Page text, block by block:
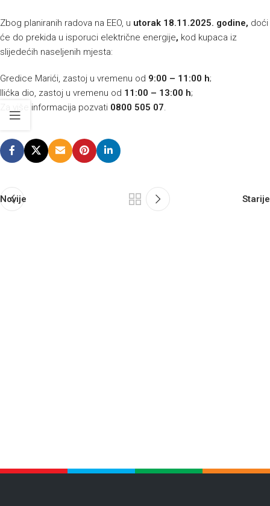
Zbog planiranih radova na EEO, u utorak 18.11.2025. godine, doći
će do prekida u isporuci električne energije, kod kupaca iz
slijedećih naseljenih mjesta:
Gredice Marići, zastoj u vremenu od 9:00 – 11:00 h;
Ilićka dio, zastoj u vremenu od 11:00 – 13:00 h;
Za više informacija pozvati 0800 505 07.
Novije Starije